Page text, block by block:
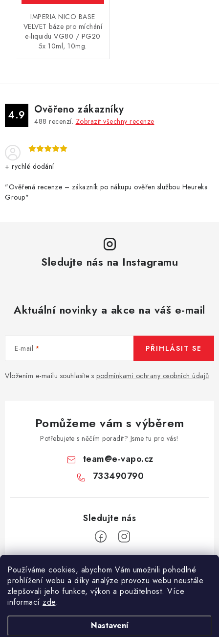
Používáme cookies, abychom Vám umožnili pohodlné
prohlížení webu a díky analýze provozu webu neustále
zlepšovali jeho funkce, výkon a použitelnost. Více
informací zde.
Nastavení
IMPERIA NICO BASE
VELVET báze pro míchání
e-liquidu VG80 / PG20
5x 10ml, 10mg.
4.9 Ověřeno zákazníky
488 recenzí. Zobrazit všechny recenze
+ rychlé dodání
"Ověřená recenze – zákazník po nákupu ověřen službou Heureka
Group"
Sledujte nás na Instagramu
Aktuální novinky a akce na váš e-mail
E-mail
Vložením e-mailu souhlasíte s podmínkami ochrany osobních údajů
PŘIHLÁSIT SE
Pomůžeme vám s výběrem
Potřebujete s něčím poradit? Jsme tu pro vás!
team@e-vapo.cz
733490790
Facebook